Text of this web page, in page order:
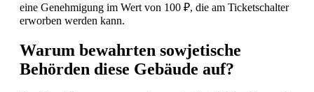
eine Genehmigung im Wert von 100 ₽, die am Ticketschalter
erworben werden kann.
Warum bewahrten sowjetische
Behörden diese Gebäude auf?